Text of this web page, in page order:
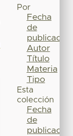
Por
Fecha
de
publicación
Autor
Título
Materia
Tipo
Esta
colección
Fecha
de
publicación